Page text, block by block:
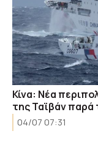
Κίνα: Νέα
της Ταϊβάν παρά
04/07 07:31